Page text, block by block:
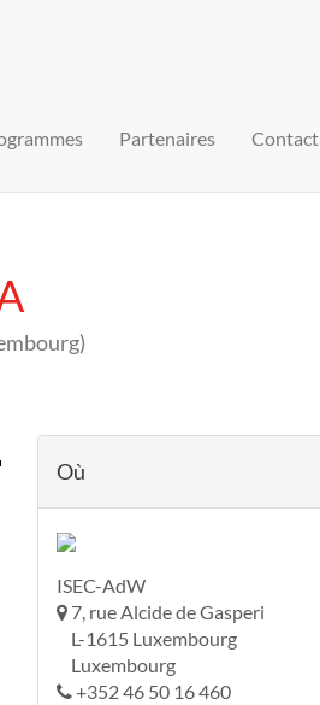
Partenaires Contact
)
Où
ISEC-AdW
7, rue Alcide de Gasperi
L-1615 Luxembourg
Luxembourg
+352 46 50 16 460